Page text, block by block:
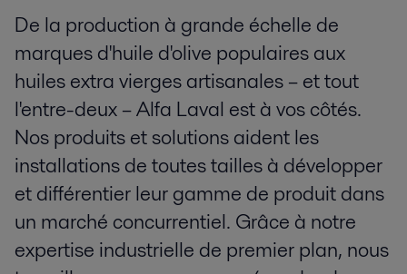
De la production à grande échelle de
marques d'huile d'olive populaires aux
huiles extra vierges artisanales – et tout
l'entre-deux – Alfa Laval est à vos côtés.
Nos produits et solutions aident les
installations de toutes tailles à développer
et différentier leur gamme de produit dans
un marché concurrentiel. Grâce à notre
expertise industrielle de premier plan, nous